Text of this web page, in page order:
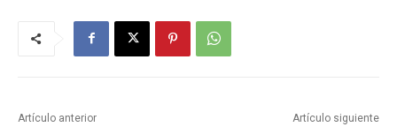
Artículo anterior Artículo siguiente